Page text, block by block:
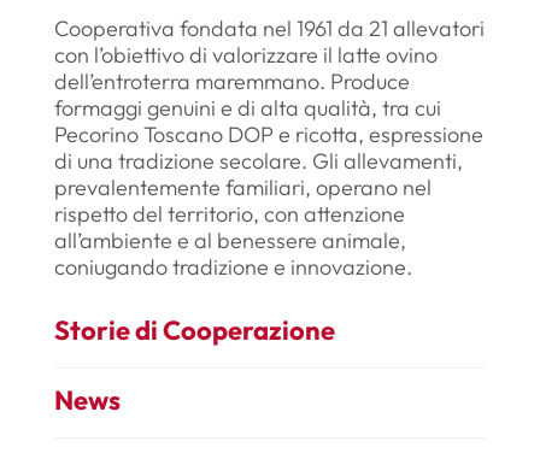
Cooperativa fondata nel 1961 da 21 allevatori
con l’obiettivo di valorizzare il latte ovino
dell’entroterra maremmano. Produce
formaggi genuini e di alta qualità, tra cui
Pecorino Toscano DOP e ricotta, espressione
di una tradizione secolare. Gli allevamenti,
prevalentemente familiari, operano nel
rispetto del territorio, con attenzione
all’ambiente e al benessere animale,
coniugando tradizione e innovazione.
Storie di Cooperazione
News